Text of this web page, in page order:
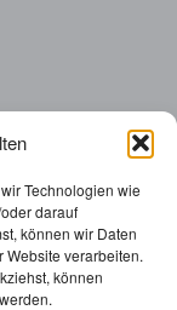
Technologien wie
darauf
können wir Daten
verarbeiten.
können